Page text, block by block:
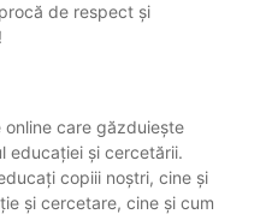
de respect și
care găzduiește
educației și cercetării.
copiii noștri, cine și
și cercetare, cine și cum